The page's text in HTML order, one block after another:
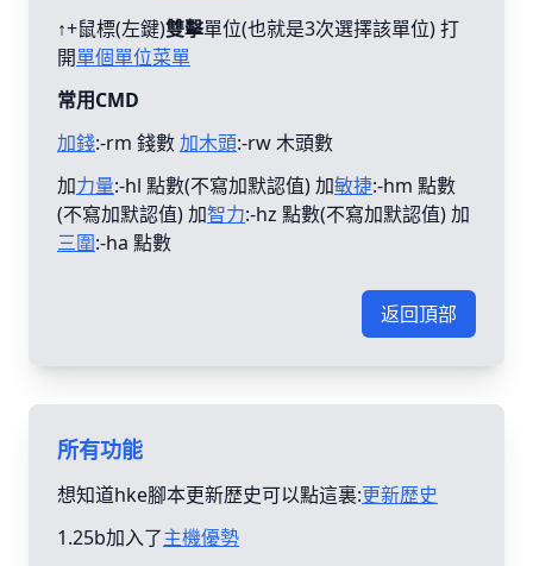
↑+鼠標(左鍵)雙擊單位(也就是3次選擇該單位) 打
開單個單位菜單
常用CMD
加錢:-rm 錢數加木頭:-rw 木頭數
加力量:-hl 點數(不寫加默認值) 加敏捷:-hm 點數
(不寫加默認值) 加智力:-hz 點數(不寫加默認值) 加
三圍:-ha 點數
返回頂部
所有功能
想知道hke腳本更新歴史可以點這裏:更新歴史
1.25b加入了主機優勢